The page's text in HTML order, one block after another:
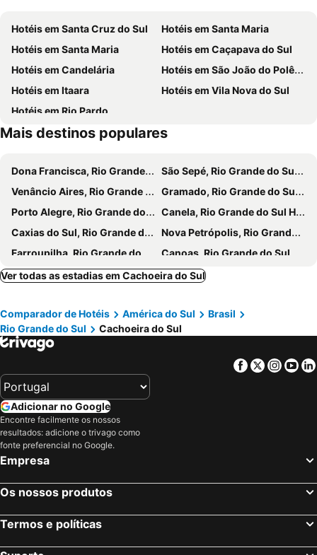
Hotéis em Santa Cruz do Sul
Hotéis em Santa Maria
Hotéis em Santa Maria
Hotéis em Caçapava do Sul
Hotéis em Candelária
Hotéis em São João do Polêsine
Hotéis em Itaara
Hotéis em Vila Nova do Sul
Hotéis em Rio Pardo
Mais destinos populares
Dona Francisca, Rio Grande do Sul Hotéis
São Sepé, Rio Grande do Sul Hotéis
Venâncio Aires, Rio Grande do Sul Hotéis
Gramado, Rio Grande do Sul Hotéis
Porto Alegre, Rio Grande do Sul Hotéis
Canela, Rio Grande do Sul Hotéis
Caxias do Sul, Rio Grande do Sul Hotéis
Nova Petrópolis, Rio Grande do Sul Hotéis
Farroupilha, Rio Grande do Sul Hotéis
Canoas, Rio Grande do Sul Hotéis
Novo Hamburgo, Rio Grande do Sul Hotéis
Garibaldi, Rio Grande do Sul Hotéis
Fortaleza, Ceará Hotéis
Natal, Rio Grande do Norte Hotéis
Foz do Iguaçu, Paraná Hotéis
Porto de Galinhas, Pernambuco Hotéis
Salvador, Bahia Hotéis
Porto Seguro, Bahia Hotéis
Ver todas as estadias em Cachoeira do Sul
Comparador de Hotéis América do Sul
Brasil
Rio Grande do Sul
Cachoeira do Sul
Facebook
Twitter
Adicionar no Google
Encontre facilmente os nossos
resultados: adicione o trivago como
fonte preferencial no Google.
Empresa
Os nossos produtos
Termos e políticas